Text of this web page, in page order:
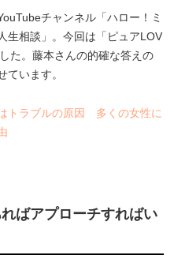
チャンネル「ハロー！ミ
生相談」。今回は「ピュアLOV
た。藤本さんの的確な答えの
ています。
トラブルの原因 多くの女性に
ばアプローチすればい